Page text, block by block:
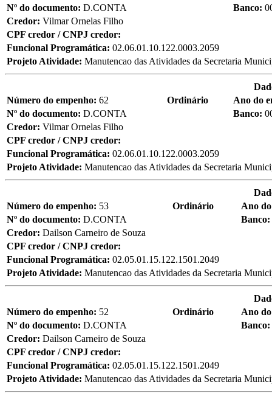
Nº do documento: D.CONTA Banco:
Credor: Vilmar Ornelas Filho
CPF credor / CNPJ credor:
Funcional Programática: 02.06.01.10.122.0003.2059
Projeto Atividade: Manutencao das Atividades da Secretaria
Número do empenho: 62 Ordinário
Ano do
Nº do documento: D.CONTA Banco:
Credor: Vilmar Ornelas Filho
CPF credor / CNPJ credor:
Funcional Programática: 02.06.01.10.122.0003.2059
Projeto Atividade: Manutencao das Atividades da Secretaria
Número do empenho: 53 Ordinário
Ano
Nº do documento: D.CONTA
Banco:
Credor: Dailson Carneiro de Souza
CPF credor / CNPJ credor:
Funcional Programática: 02.05.01.15.122.1501.2049
Projeto Atividade: Manutencao das Atividades da Secretaria
Número do empenho: 52 Ordinário
Ano
Nº do documento: D.CONTA
Banco:
Credor: Dailson Carneiro de Souza
CPF credor / CNPJ credor:
Funcional Programática: 02.05.01.15.122.1501.2049
Projeto Atividade: Manutencao das Atividades da Secretaria